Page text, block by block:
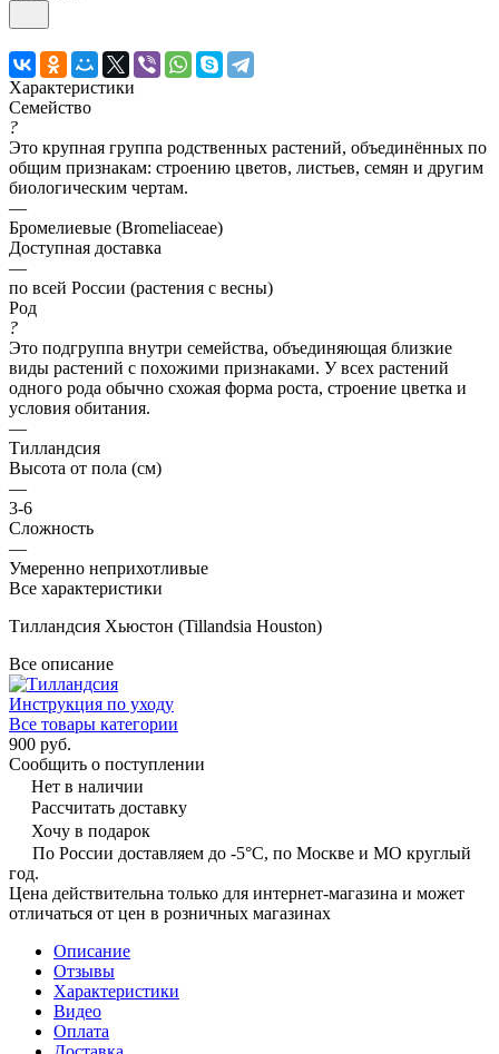
Характеристики
Семейство
?
Это крупная группа родственных растений, объединённых по
общим признакам: строению цветов, листьев, семян и другим
биологическим чертам.
—
Бромелиевые (Bromeliaceae)
Доступная доставка
—
по всей России (растения с весны)
Род
?
Это подгруппа внутри семейства, объединяющая близкие
виды растений с похожими признаками. У всех растений
одного рода обычно схожая форма роста, строение цветка и
условия обитания.
—
Тилландсия
Высота от пола (см)
—
3-6
Сложность
—
Умеренно неприхотливые
Все характеристики
Тилландсия Хьюстон (Tillandsia Houston)
Все описание
Инструкция по уходу
Все товары категории
900 руб.
Сообщить о поступлении
Нет в наличии
Рассчитать доставку
Хочу в подарок
По России доставляем до -5°C, по Москве и МО круглый
год.
Цена действительна только для интернет-магазина и может
отличаться от цен в розничных магазинах
Описание
Отзывы
Характеристики
Видео
Оплата